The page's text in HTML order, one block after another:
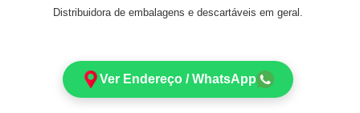
Distribuidora de embalagens e descartáveis em geral.
Ver Endereço / WhatsApp